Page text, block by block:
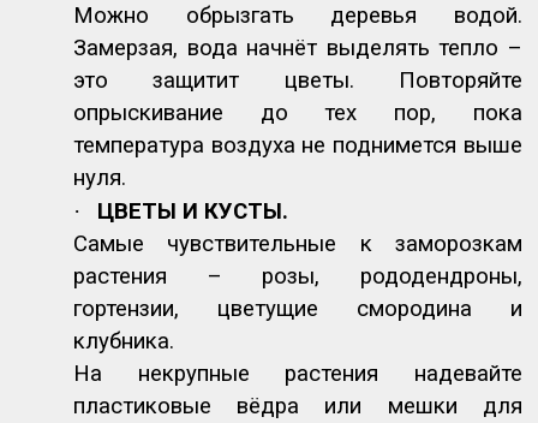
Можно обрызгать деревья водой.
Замерзая, вода начнёт выделять тепло –
это защитит цветы. Повторяйте
опрыскивание до тех пор, пока
температура воздуха не поднимется выше
нуля.
·
ЦВЕТЫ И КУСТЫ.
Самые чувствительные к заморозкам
растения – розы, рододендроны,
гортензии, цветущие смородина и
клубника.
На некрупные растения надевайте
пластиковые вёдра или мешки для